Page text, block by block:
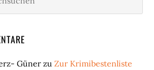
Güner zuZur Krimibestenliste